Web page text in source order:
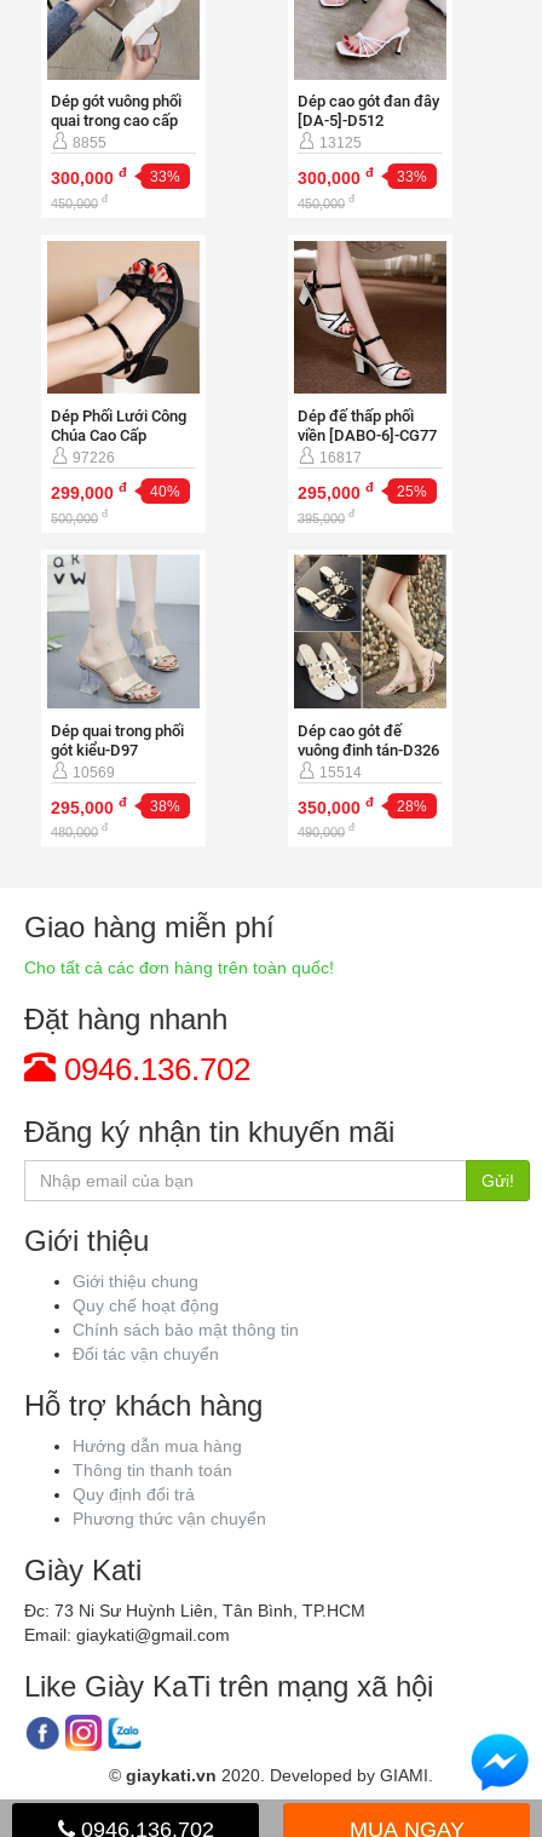
0946.136.702
Dép gót vuông phối
quai trong cao cấp
[DA-5]-D503
300,000 đ 33%
450,000 đ
8855
Dép cao gót đan đây
[DA-5]-D512
300,000 đ 33%
450,000 đ
13125
Dép Phối Lưới Công
Chúa Cao Cấp
[DABO-5]-CG400
299,000 đ 40%
500,000 đ
97226
Dép đế thấp phối
viền [DABO-6]-CG77
295,000 đ 25%
395,000 đ
16817
Dép quai trong phối
gót kiểu-D97
295,000 đ 38%
480,000 đ
10569
Dép cao gót đế
vuông đinh tán-D326
350,000 đ 28%
490,000 đ
15514
Giao hàng miễn phí
Cho tất cả các đơn hàng trên toàn quốc!
Đặt hàng nhanh
0946.136.702
Đăng ký nhận tin khuyến mãi
Gửi!
Giới thiệu
Giới thiệu chung
Quy chế hoạt động
Chính sách bảo mật thông tin
Đối tác vận chuyển
Hỗ trợ khách hàng
Hướng dẫn mua hàng
Thông tin thanh toán
Quy định đổi trả
Phương thức vận chuyển
Giày Kati
Đc: 73 Ni Sư Huỳnh Liên, Tân Bình, TP.HCM
Email: giaykati@gmail.com
Like Giày KaTi trên mạng xã hội
© giaykati.vn 2020. Developed by GIAMI.